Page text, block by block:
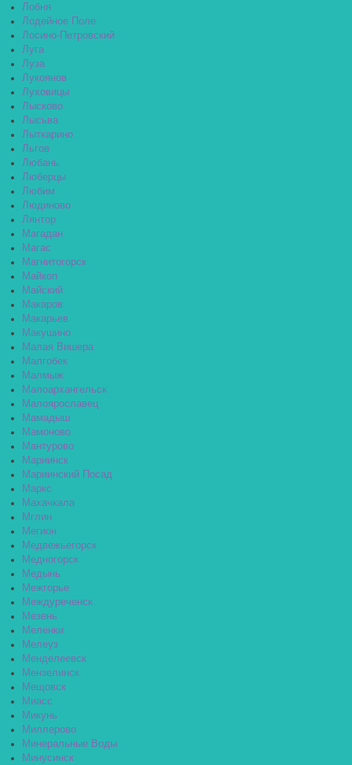
Лобня
Лодейное Поле
Лосино-Петровский
Луга
Луза
Лукоянов
Луховицы
Лысково
Лысьва
Лыткарино
Льгов
Любань
Люберцы
Любим
Людиново
Лянтор
Магадан
Магас
Магнитогорск
Майкоп
Майский
Макаров
Макарьев
Макушино
Малая Вишера
Малгобек
Малмыж
Малоархангельск
Малоярославец
Мамадыш
Мамоново
Мантурово
Мариинск
Мариинский Посад
Маркс
Махачкала
Мглин
Мегион
Медвежьегорск
Медногорск
Медынь
Межгорье
Междуреченск
Мезень
Меленки
Мелеуз
Менделеевск
Мензелинск
Мещовск
Миасс
Микунь
Миллерово
Минеральные Воды
Минусинск